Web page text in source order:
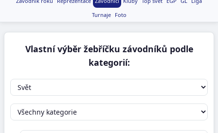
Turnaje
Foto
Vlastní výběr žebříčku závodníků podle
kategorií: